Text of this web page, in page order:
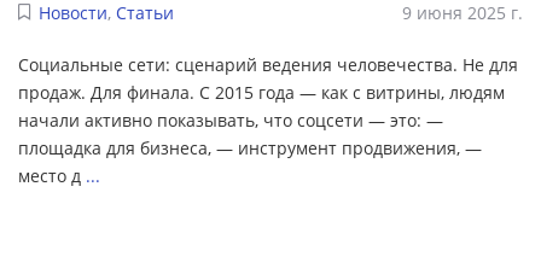
Новости, Статьи 9 июня 2025 г.
Социальные сети: сценарий ведения человечества. Не для
продаж. Для финала. С 2015 года — как с витрины, людям
начали активно показывать, что соцсети — это: —
площадка для бизнеса, — инструмент продвижения, —
место д ...